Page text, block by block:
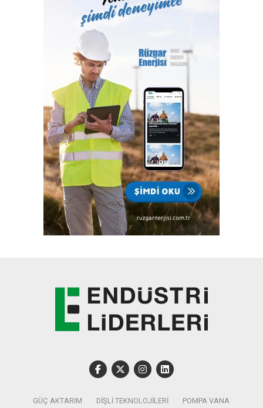
GÜÇ AKTARIM DIŞLI TEKNOLOJILERI POMPA VANA